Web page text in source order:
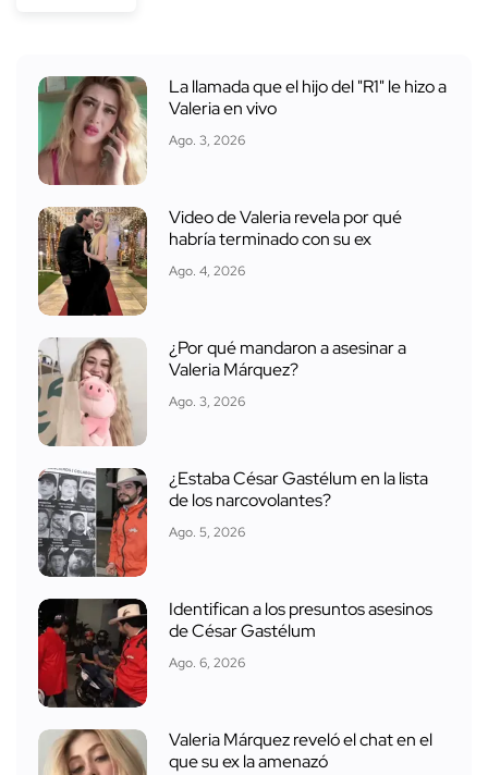
La llamada que el hijo del "R1" le hizo a
Valeria en vivo
Ago. 3, 2026
Video de Valeria revela por qué
habría terminado con su ex
Ago. 4, 2026
¿Por qué mandaron a asesinar a
Valeria Márquez?
Ago. 3, 2026
¿Estaba César Gastélum en la lista
de los narcovolantes?
Ago. 5, 2026
Identifican a los presuntos asesinos
de César Gastélum
Ago. 6, 2026
Valeria Márquez reveló el chat en el
que su ex la amenazó